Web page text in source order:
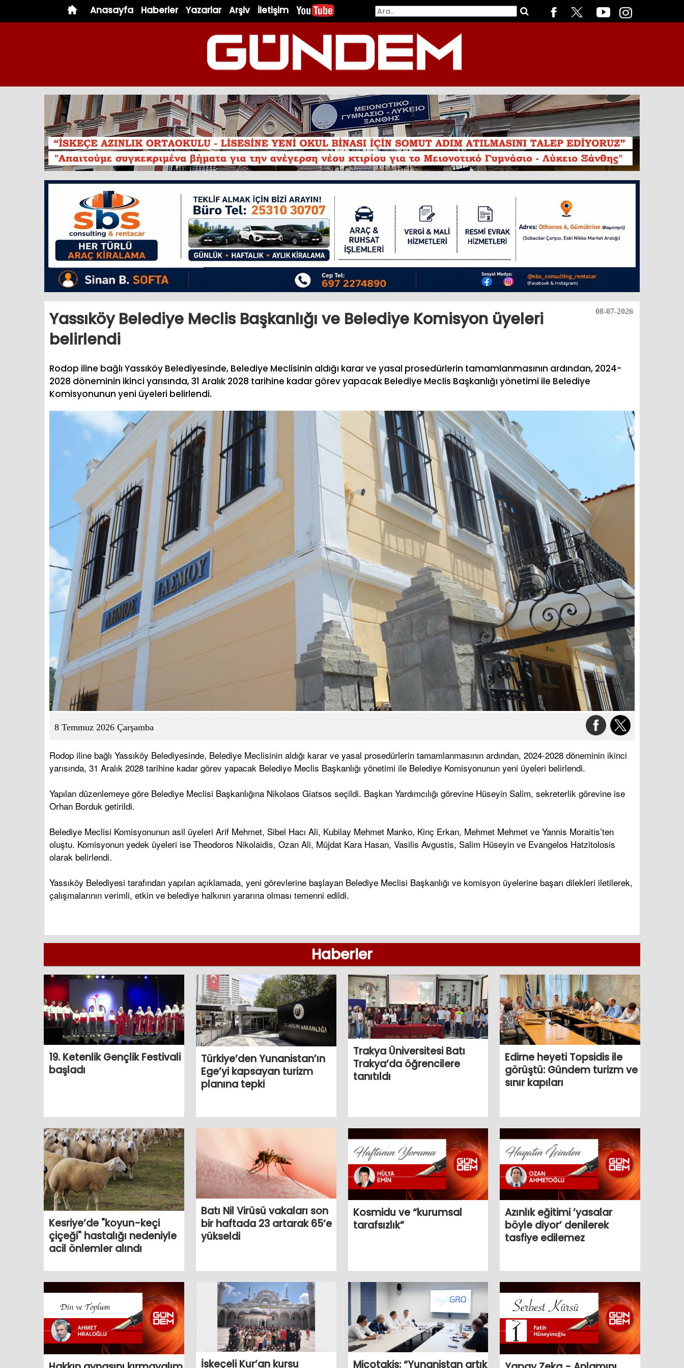
Anasayfa Haberler Yazarlar Arşiv İletişim
08-07-2026
Yassıköy Belediye Meclis Başkanlığı ve Belediye Komisyon üyeleri
belirlendi
Rodop iline bağlı Yassıköy Belediyesinde, Belediye Meclisinin aldığı karar ve yasal prosedürlerin tamamlanmasının ardından, 2024-
2028 döneminin ikinci yarısında, 31 Aralık 2028 tarihine kadar görev yapacak Belediye Meclis Başkanlığı yönetimi ile Belediye
Komisyonunun yeni üyeleri belirlendi.
8 Temmuz 2026 Çarşamba
Rodop iline bağlı Yassıköy Belediyesinde, Belediye Meclisinin aldığı karar ve yasal prosedürlerin tamamlanmasının ardından, 2024-2028 döneminin ikinci
yarısında, 31 Aralık 2028 tarihine kadar görev yapacak Belediye Meclis Başkanlığı yönetimi ile Belediye Komisyonunun yeni üyeleri belirlendi.
Yapılan düzenlemeye göre Belediye Meclisi Başkanlığına Nikolaos Giatsos seçildi. Başkan Yardımcılığı görevine Hüseyin Salim, sekreterlik görevine ise
Orhan Borduk getirildi.
Belediye Meclisi Komisyonunun asil üyeleri Arif Mehmet, Sibel Hacı Ali, Kubilay Mehmet Manko, Kinç Erkan, Mehmet Mehmet ve Yannis Moraitis’ten
oluştu. Komisyonun yedek üyeleri ise Theodoros Nikolaidis, Ozan Ali, Müjdat Kara Hasan, Vasilis Avgustis, Salim Hüseyin ve Evangelos Hatzitolosis
olarak belirlendi.
Yassıköy Belediyesi tarafından yapılan açıklamada, yeni görevlerine başlayan Belediye Meclisi Başkanlığı ve komisyon üyelerine başarı dilekleri iletilerek,
çalışmalarının verimli, etkin ve belediye halkının yararına olması temenni edildi.
Haberler
19. Ketenlik Gençlik Festivali
başladı
Türkiye’den Yunanistan’ın
Ege’yi kapsayan turizm
planına tepki
Trakya Üniversitesi Batı
Trakya’da öğrencilere
tanıtıldı
Edirne heyeti Topsidis ile
görüştü: Gündem turizm ve
sınır kapıları
Kesriye’de "koyun-keçi
çiçeği" hastalığı nedeniyle
acil önlemler alındı
Batı Nil Virüsü vakaları son
bir haftada 23 artarak 65’e
yükseldi
Kosmidu ve “kurumsal
tarafsızlık”
Azınlık eğitimi ’yasalar
böyle diyor’ denilerek
tasfiye edilemez
İskeçeli Kur’an kursu Miçotakis: “Yunanistan artık